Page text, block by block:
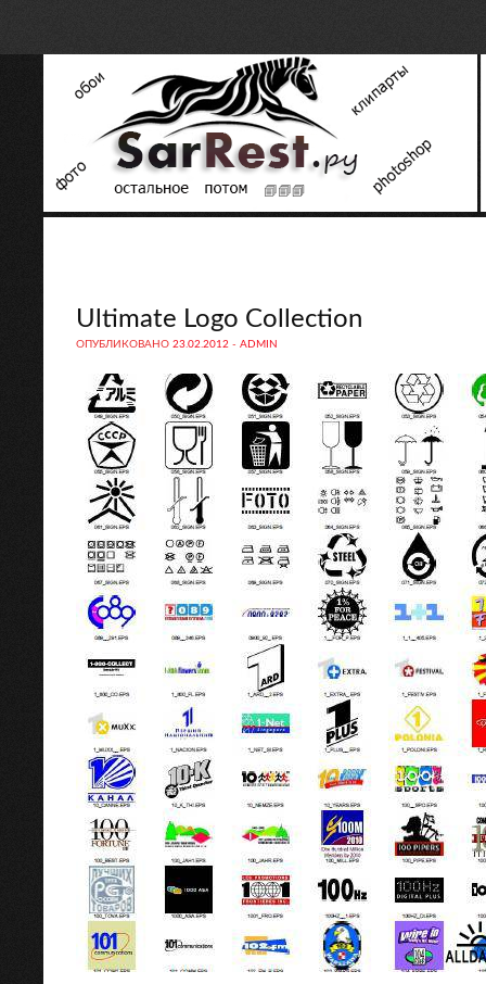
Ultimate Logo Collection
ОПУБЛИКОВАНО 23.02.2012 - ADMIN